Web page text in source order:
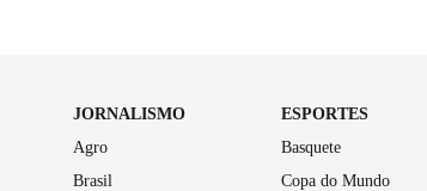
JORNALISMO
Agro
Brasil
ESPORTES
Basquete
Copa do Mundo